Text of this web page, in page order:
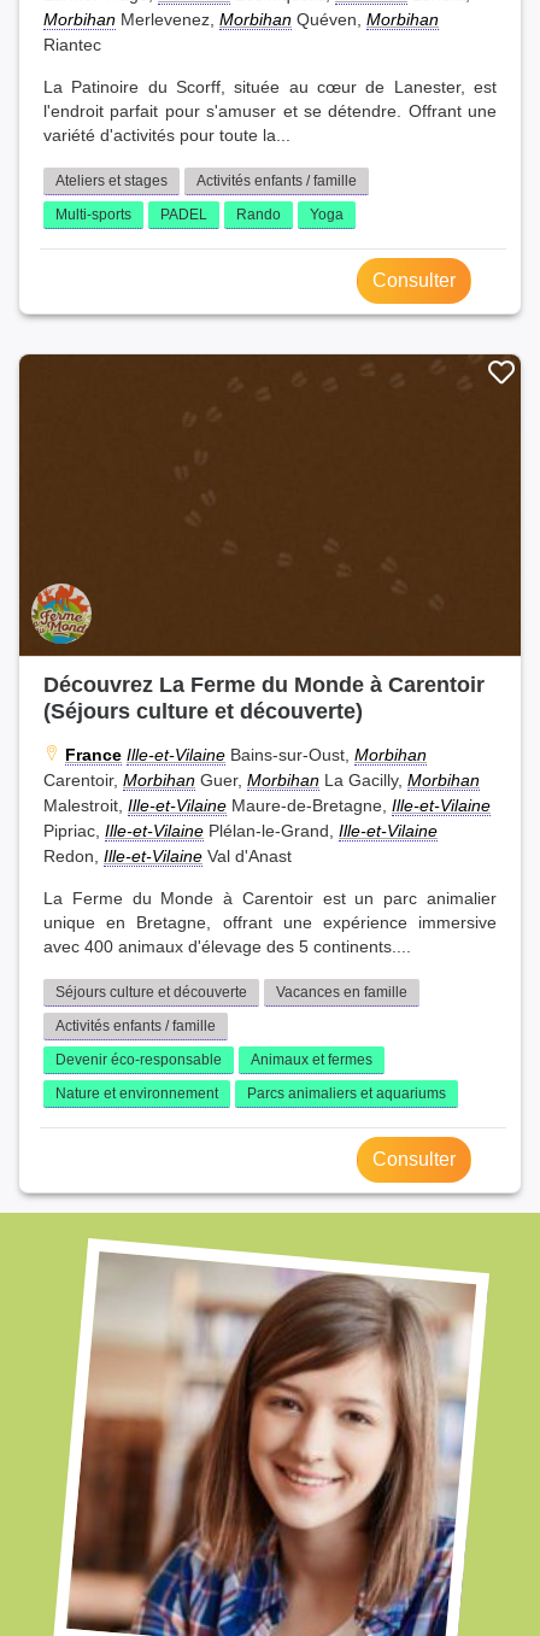
Morbihan Merlevenez, Morbihan Quéven, Morbihan
Riantec
La Patinoire du Scorff, située au cœur de Lanester, est
l'endroit parfait pour s'amuser et se détendre. Offrant une
variété d'activités pour toute la...
Ateliers et stages
Activités enfants / famille
Multi-sports
PADEL Rando Yoga
Consulter
Découvrez La Ferme du Monde à Carentoir
(Séjours culture et découverte)
France Ille-et-Vilaine Bains-sur-Oust, Morbihan
Carentoir, Morbihan Guer, Morbihan La Gacilly, Morbihan
Malestroit, Ille-et-Vilaine Maure-de-Bretagne, Ille-et-Vilaine
Pipriac, Ille-et-Vilaine Plélan-le-Grand, Ille-et-Vilaine
Redon, Ille-et-Vilaine Val d'Anast
La Ferme du Monde à Carentoir est un parc animalier
unique en Bretagne, offrant une expérience immersive
avec 400 animaux d'élevage des 5 continents....
Séjours culture et découverte
Vacances en famille
Activités enfants / famille
Devenir éco-responsable
Animaux et fermes
Nature et environnement
Parcs animaliers et aquariums
Consulter